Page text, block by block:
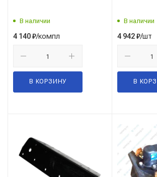
2707001РК-3) (Технотрон)
В наличии
4 140₽/компл
В КОРЗИНУ
В наличии
4 942₽/шт
В